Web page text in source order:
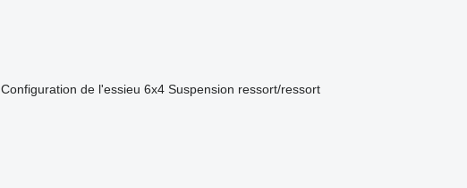
Configuration de l'essieu 6x4 Suspension ressort/ressort